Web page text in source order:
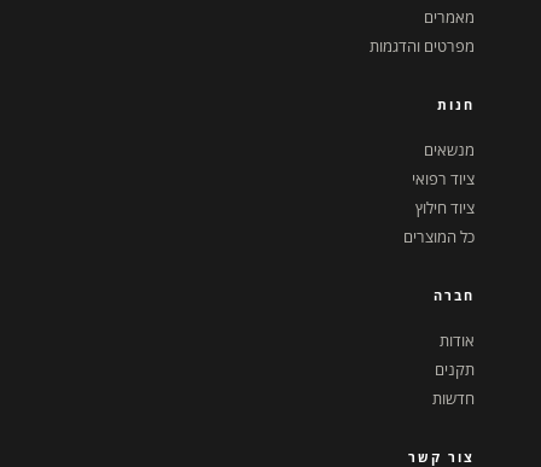
מאמרים
מפרטים והדגמות
חנות
מנשאים
ציוד רפואי
ציוד חילוץ
כל המוצרים
חברה
אודות
תקנים
חדשות
צור קשר